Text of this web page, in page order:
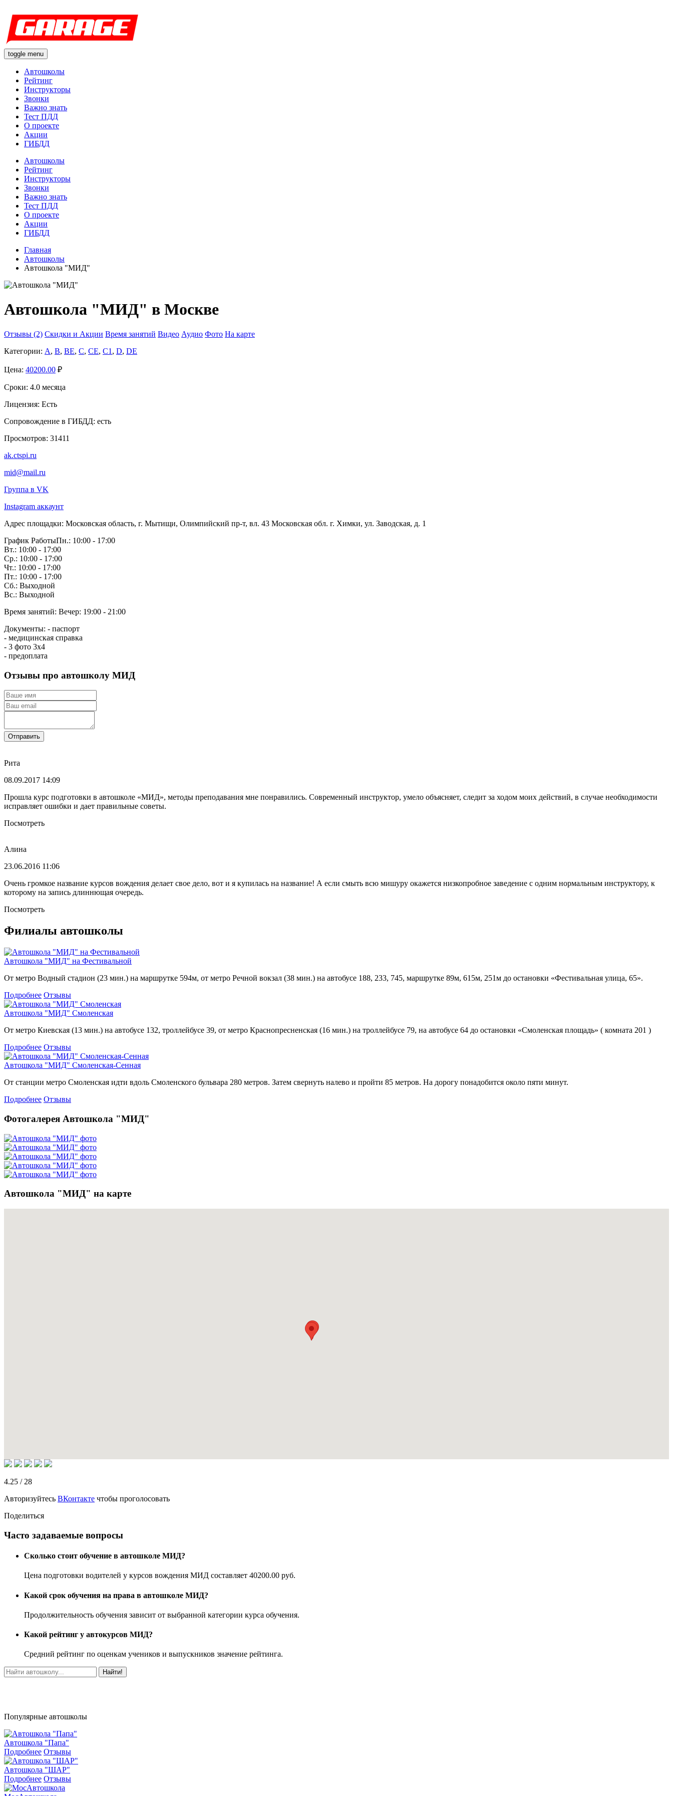
toggle menu
Автошколы
Рейтинг
Инструкторы
Звонки
Важно знать
Тест ПДД
О проекте
Акции
ГИБДД
Автошколы
Рейтинг
Инструкторы
Звонки
Важно знать
Тест ПДД
О проекте
Акции
ГИБДД
Главная
Автошколы
Автошкола "МИД"
Автошкола "МИД" в Москве
Отзывы (2) Скидки и Акции Время занятий Видео Аудио Фото На карте
Категории: A, B, BE, C, CE, C1 , D, DE
Цена: 40200.00 ₽
Сроки: 4.0 месяца
Лицензия: Есть
Сопровождение в ГИБДД: есть
Просмотров: 31411
ak.ctspi.ru
mid@mail.ru
Группа в VK
Instagram аккаунт
Адрес площадки: Московская область, г. Мытищи, Олимпийский пр-т, вл. 43 Московская обл. г. Химки, ул. Заводская, д. 1
График РаботыПн.: 10:00 - 17:00
Вт.: 10:00 - 17:00
Ср.: 10:00 - 17:00
Чт.: 10:00 - 17:00
Пт.: 10:00 - 17:00
Сб.: Выходной
Вс.: Выходной
Время занятий: Вечер: 19:00 - 21:00
Документы: - паспорт
- медицинская справка
- 3 фото 3х4
- предоплата
Отзывы про автошколу МИД
Отправить
Рита
08.09.2017 14:09
Прошла курс подготовки в автошколе «МИД», методы преподавания мне понравились. Современный инструктор, умело объясняет, следит за ходом моих действий, в случае необходимости
исправляет ошибки и дает правильные советы.
Посмотреть
Алина
23.06.2016 11:06
Очень громкое название курсов вождения делает свое дело, вот и я купилась на название! А если смыть всю мишуру окажется низкопробное заведение с одним нормальным инструктору, к
которому на запись длиннющая очередь.
Посмотреть
Филиалы автошколы
Автошкола "МИД" на Фестивальной
От метро Водный стадион (23 мин.) на маршрутке 594м, от метро Речной вокзал (38 мин.) на автобусе 188, 233, 745, маршрутке 89м, 615м, 251м до остановки «Фестивальная улица, 65».
Подробнее Отзывы
Автошкола "МИД" Смоленская
От метро Киевская (13 мин.) на автобусе 132, троллейбусе 39, от метро Краснопресненская (16 мин.) на троллейбусе 79, на автобусе 64 до остановки «Смоленская площадь» ( комната 201 )
Подробнее Отзывы
Автошкола "МИД" Смоленская-Сенная
От станции метро Смоленская идти вдоль Смоленского бульвара 280 метров. Затем свернуть налево и пройти 85 метров. На дорогу понадобится около пяти минут.
Подробнее Отзывы
Фотогалерея Автошкола "МИД"
Автошкола "МИД" на карте
4.25 / 28
Авторизуйтесь ВКонтакте чтобы проголосовать
Поделиться
Часто задаваемые вопросы
Сколько стоит обучение в автошколе МИД?
Цена подготовки водителей у курсов вождения МИД составляет 40200.00 руб.
Какой срок обучения на права в автошколе МИД?
Продолжительность обучения зависит от выбранной категории курса обучения.
Какой рейтинг у автокурсов МИД?
Средний рейтинг по оценкам учеников и выпускников значение рейтинга.
Найти!
Популярные автошколы
Автошкола "Папа"
Подробнее Отзывы
Автошкола "ШАР"
Подробнее Отзывы